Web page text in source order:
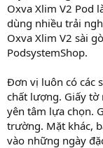
Oxva Xlim V2 Pod
dùng nhiều trải
Oxva Xlim V2 sài
PodsystemShop.
Đơn vị luôn có các
chất lượng. Giấy tờ
yên tâm lựa chọn.
trường. Mặt khác,
vào những ngày